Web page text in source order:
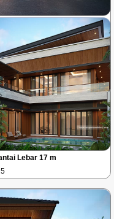
Lebar 17 m